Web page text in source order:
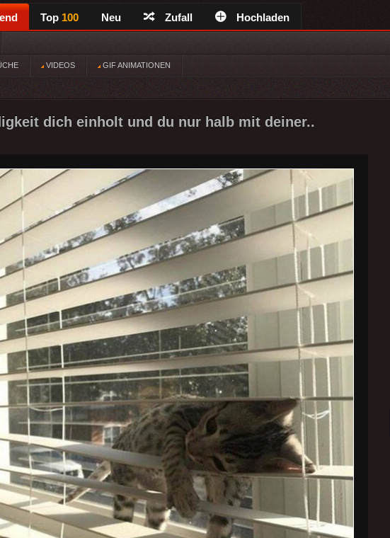
Top 100 Neu Zufall Hochladen
VIDEOS GIF ANIMATIONEN
dich einholt und du nur halb mit deiner..